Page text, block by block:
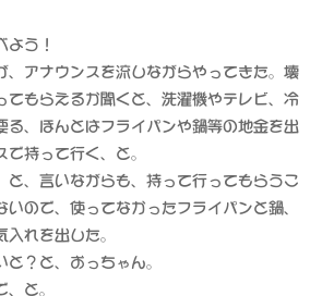
よう！
、アナウンスを流しながらやってきた。壊
てもらえるか聞くと、洗濯機やテレビ、冷
る、ほんとはフライパンや鍋等の地金を出
持って行く、と。
と、言いながらも、持って行ってもらうこ
いので、使ってなかったフライパンと鍋、
入れを出した。
？と、おっちゃん。
、と。